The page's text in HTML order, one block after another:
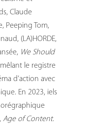
Claude
Peeping Tom,
(LA)HORDE,
We Should
le registre
d’action avec
En 2023, iels
Age of Content.